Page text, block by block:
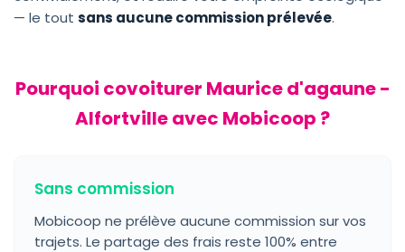
— le tout sans aucune commission prélevée.
Pourquoi covoiturer Maurice d'agaune -
Alfortville avec Mobicoop ?
Sans commission
Mobicoop ne prélève aucune commission sur vos
trajets. Le partage des frais reste 100% entre